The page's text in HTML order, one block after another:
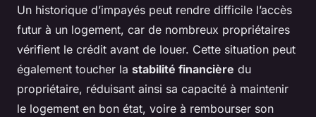
Un historique d’impayés peut rendre difficile l’accès
futur à un logement, car de nombreux propriétaires
vérifient le crédit avant de louer. Cette situation peut
également toucher la stabilité financière du
propriétaire, réduisant ainsi sa capacité à maintenir
le logement en bon état, voire à rembourser son